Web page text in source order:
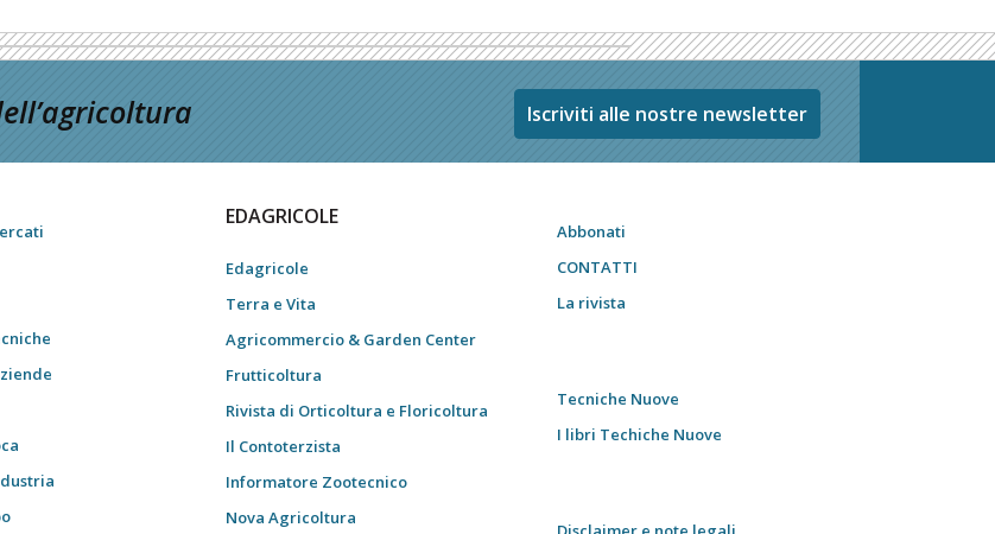
Iscriviti alle nostre newsletter
EDAGRICOLE
Edagricole
Terra e Vita
Agricommercio & Garden Center
Frutticoltura
Rivista di Orticoltura e Floricoltura
Il Contoterzista
Informatore Zootecnico
Nova Agricoltura
Abbonati
CONTATTI
La rivista
Tecniche Nuove
I libri Techiche Nuove